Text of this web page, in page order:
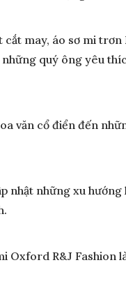
may, áo sơ mi trơn
quý ông yêu
văn cổ điển đến
nhật những xu hướng
Oxford R&J Fashion